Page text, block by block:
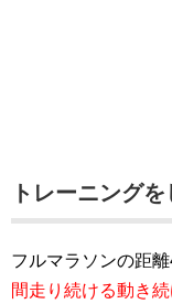
トレーニング
フルマラソンの距
間走り続ける動き